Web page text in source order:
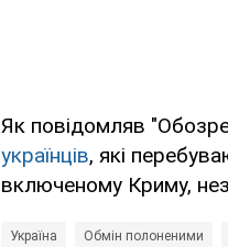
Як повідомляв
українців, які
включеному Криму,
Україна Обмін полоненими